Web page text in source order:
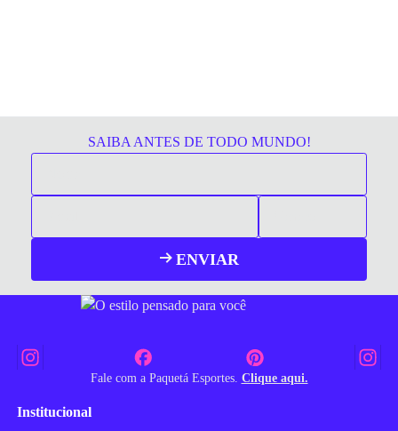
SAIBA ANTES DE TODO MUNDO!
ENVIAR
Fale com a Paquetá Esportes. Clique aqui.
Institucional